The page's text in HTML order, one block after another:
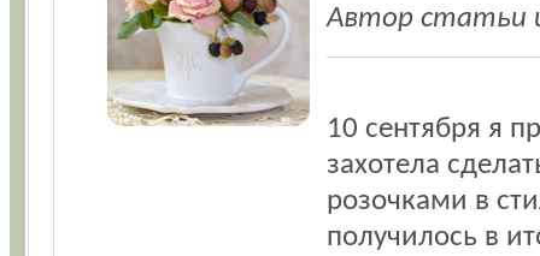
Автор статьи
10 сентября я
захотела
розочками в
получилось в